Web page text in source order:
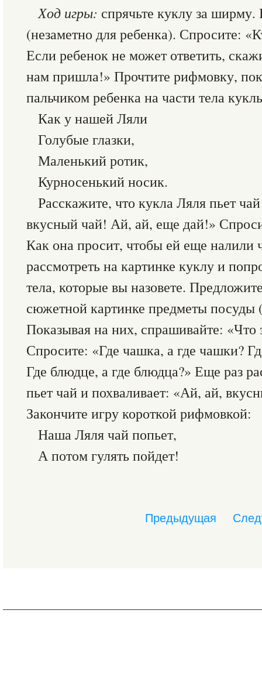
Ход игры: спрячьте куклу за ширму.
(незаметно для ребенка). Спросите:
Если ребенок не может ответить,
нам пришла!» Прочтите рифмовку,
пальчиком ребенка на части тела
Как у нашей Ляли
Голубые глазки,
Маленький ротик,
Курносенький носик.
Расскажите, что кукла Ляля пьет
вкусный чай! Ай, ай, еще дай!»
Как она просит, чтобы ей еще налили
рассмотреть на картинке куклу и
тела, которые вы назовете.
сюжетной картинке предметы
Показывая на них, спрашивайте: «Что
Спросите: «Где чашка, а где чашки?
Где блюдце, а где блюдца?» Еще раз
пьет чай и похваливает: «Ай, ай,
Закончите игру короткой рифмовкой:
Наша Ляля чай попьет,
А потом гулять пойдет!
Предыдущая